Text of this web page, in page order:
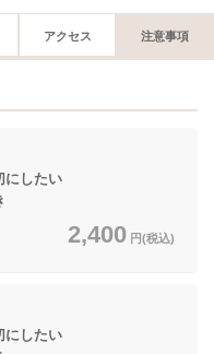
アクセス 注意事項
したい
2,400 円(税込)
したい